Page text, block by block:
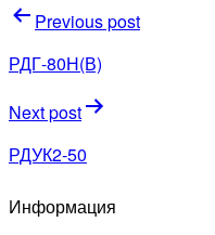
Навигация
по
записям
Previous post
РДГ-80Н(В)
Next post
РДУК2-50
Информация